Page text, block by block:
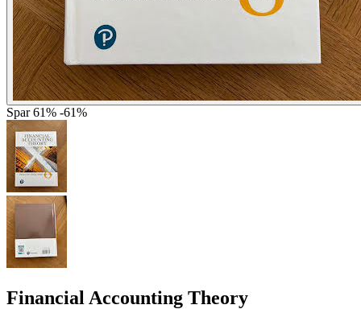
Spar 61% -61%
Financial Accounting Theory